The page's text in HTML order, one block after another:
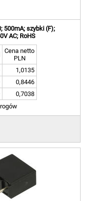
500mA; szybki (F);
AC; RoHS
Cena netto
PLN
1,0135
0,8446
0,7038